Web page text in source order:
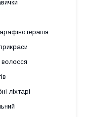
волосся
ліхтарі